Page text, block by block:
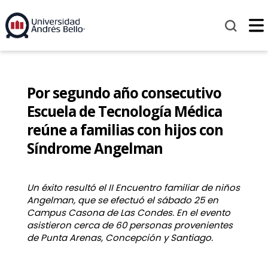
Por segundo año consecutivo
Escuela de Tecnología Médica
reúne a familias con hijos con
Síndrome Angelman
Un éxito resultó el II Encuentro familiar de niños
Angelman, que se efectuó el sábado 25 en
Campus Casona de Las Condes. En el evento
asistieron cerca de 60 personas provenientes
de Punta Arenas, Concepción y Santiago.